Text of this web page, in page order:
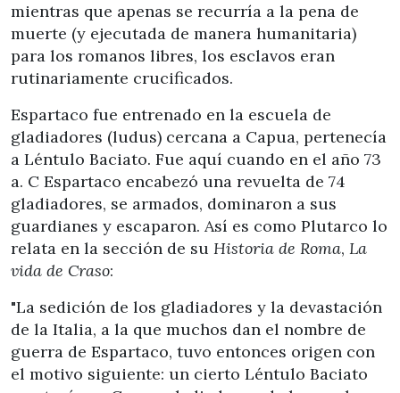
mientras que apenas se recurría a la pena de
muerte (y ejecutada de manera humanitaria)
para los romanos libres, los esclavos eran
rutinariamente crucificados.
Espartaco fue entrenado en la escuela de
gladiadores (ludus) cercana a Capua, pertenecía
a Léntulo Baciato. Fue aquí cuando en el año 73
a. C Espartaco encabezó una revuelta de 74
gladiadores, se armados, dominaron a sus
guardianes y escaparon. Así es como Plutarco lo
relata en la sección de su Historia de Roma, La
vida de Craso:
"La sedición de los gladiadores y la devastación
de la Italia, a la que muchos dan el nombre de
guerra de Espartaco, tuvo entonces origen con
el motivo siguiente: un cierto Léntulo Baciato